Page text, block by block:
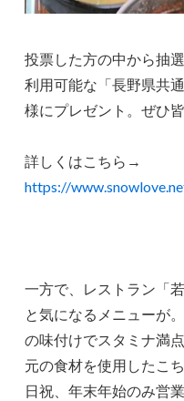
投票した方の中から抽
利用可能な「長野県共
様にプレゼント。ぜひ
詳しくはこちら→
https://
一方で、レストラン「
と気になるメニューが
の味付けでスタミナ満
元の食材を使用したこ
日祝、年末年始のみ営業